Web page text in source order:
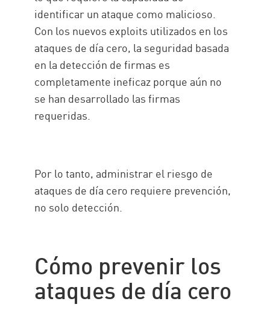
identificar un ataque como malicioso.
Con los nuevos exploits utilizados en los
ataques de día cero, la seguridad basada
en la detección de firmas es
completamente ineficaz porque aún no
se han desarrollado las firmas
requeridas.
Por lo tanto, administrar el riesgo de
ataques de día cero requiere prevención,
no solo detección.
Cómo prevenir los
ataques de día cero